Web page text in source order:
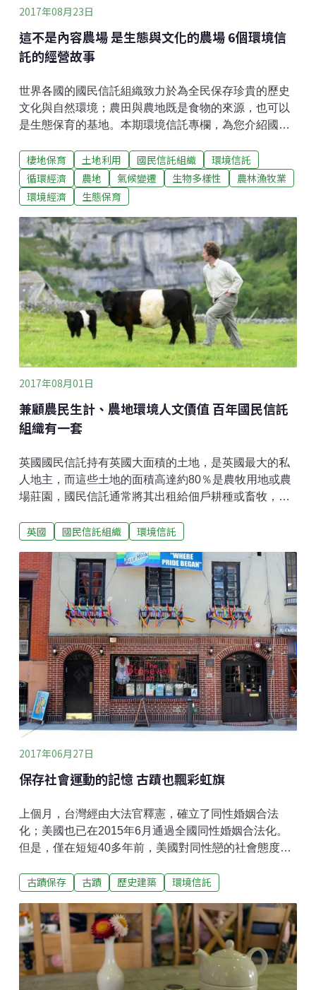
2017年08月23日
這不是內容農場 是生態與文化的農場 6個環境信
託的經營故事
世界各國的國民信託組織致力於為全民保存珍貴的歷史
文化與自然環境；農田與農地既是食物的來源，也可以
是生態保育的基地。本期環境信託專欄，為您介紹國民
復成半天然棲地Pentire海角農場位在英格蘭西南角的康
瓦爾（Cornwall），Pentire角是一座海角和半島，由於
特殊的地質以及在此生長的野生動植物，Pentire被劃為
Interest）；英國國民信託持有並管理Pentire的海岸線，
並將其餘大部分土地出租給佃戶耕種。國民信託和
Pentire海角農場的佃戶密切合作，希望在2020年時能使
整座農場的環境成為野生動植物豐富的半天然棲地。他
們不只保護現存的野生物，更致力於打造新的棲息環
境，讓更多野生物在此生長。佃戶在農場種植大麥等作
物，不用除草劑、殺蟲劑、化肥，確保作物
棲地保育 土地利用 國民信託組織
環境信託
循環經濟
農地 氣候變遷 生物多樣性
農林漁牧業
環境經濟
生態保育
2017年08月01日
兼顧農民生計、農地環境人文價值 百年國民信託
組織有一套
英國國民信託持有英國大面積的土地，是英國最大的私
人地主，而這些土地的面積高達約80％是農牧用地或農
場莊園，國民信託通常將其出租給佃戶耕種或畜牧，少
託並不會單純為了耕種而持有農地，他們的低地農場大
入來源而入手；而高地和海岸的農場則較常是為了這些
農場本身的地景或保育上的價值而入手。二次世界大戰
之後，對英國而言最重要的莫過於食物生產以滿足內需
達到自足，政府政策也積極鼓勵農業產量極大化。過去
很長一段時間，由國民信託持有農地對國家的整體利益
以及國民信託本身的宗旨是相符的；但是現在，在歐洲
生產過剩的情況下，農業大量依賴政府補貼，也有不少
對環境衝擊的顧慮，看待農業的觀點已經有所變化。人
們不再只注重土地生產食物的功能，也重視食物的安
全、品質、生產過程符合動物福利；同時看重大多數農
地所在的鄉村的景色、歷史與文化意
英國 國民信託組織 環境信託
2017年06月27日
保存社會運動的記憶 古蹟也飄彩虹旗
上個月，台灣經由大法官釋憲，確立了同性婚姻合法
化；美國也已在2015年6月通過全國同性婚姻合法化。
但是，僅在短短40多年前，美國對同性戀的社會態度和
跳舞或任何表現親密情感的行為都是非法的。這個月（6
鬧歡快的遊行背後，是為了紀念1969年6月28日發生的
石牆暴動——這起事件正是激發美國的同志和LGBT平權
運動的起源。石牆（Stonewall Inn）是一間位於紐約市
的同志酒吧，暴動發生當天，警察臨檢石牆酒吧，當時
有大約200名顧客在酒吧內，他們拒捕進而演進成了持
古蹟保存 古蹟 歷史建築 環境信託